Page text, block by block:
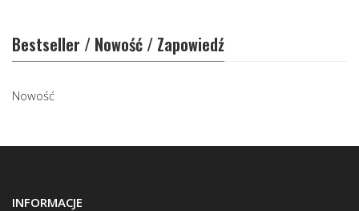
Bestseller / Nowość / Zapowiedź
Nowość
INFORMACJE